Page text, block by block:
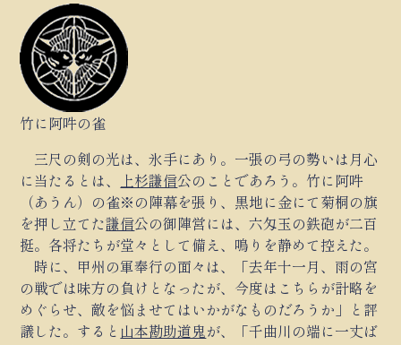
竹に阿吽の雀
三尺の剣の光は、氷手にあり。一張の弓の勢いは月心
に当たるとは、
上杉謙信公のことであろう。竹に阿吽
（あうん）の雀※の陣幕を張り、黒地に金にて菊桐の旗
を押し立てた謙信公の御陣営には、六匁玉の鉄砲が二百
挺。各将たちが堂々として備え、鳴りを静めて控えた。
時に、甲州の軍奉行の面々は、「去年十一月、雨の宮
の戦では味方の負けとなったが、今度はこちらが計略を
めぐらせ、敵を悩ませてはいかがなものだろうか」と評
議した。すると 山本勘助道鬼が、「千曲川の端に一丈ば